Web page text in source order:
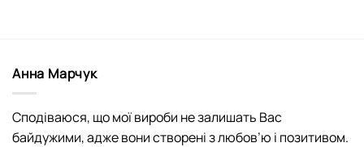
Анна Марчук
Сподіваюся, що мої вироби не залишать Вас
байдужими, адже вони створені з любов’ю і позитивом.